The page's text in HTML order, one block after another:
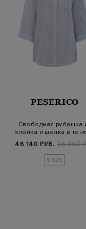
PESERICO
Свободная рубашка
хлопка и шелка в
46 140 РУБ. 76 900
SS25